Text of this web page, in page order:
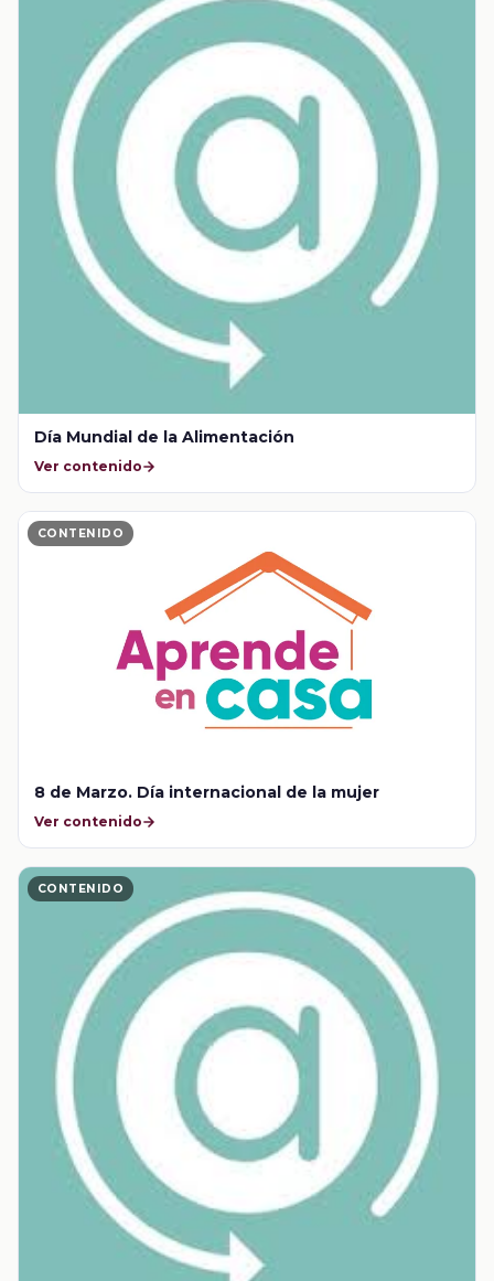
Día Mundial de la Alimentación
Ver contenido
CONTENIDO
8 de Marzo. Día internacional de la mujer
Ver contenido
CONTENIDO